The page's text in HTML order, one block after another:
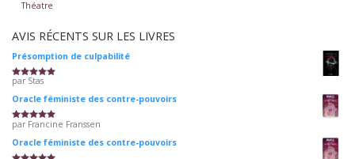
Théatre
AVIS RÉCENTS SUR LES LIVRES
Présomption de culpabilité
Note5
par Stas
Oracle féministe des contre-pouvoirs
Note5
par Francine Franssen
Oracle féministe des contre-pouvoirs